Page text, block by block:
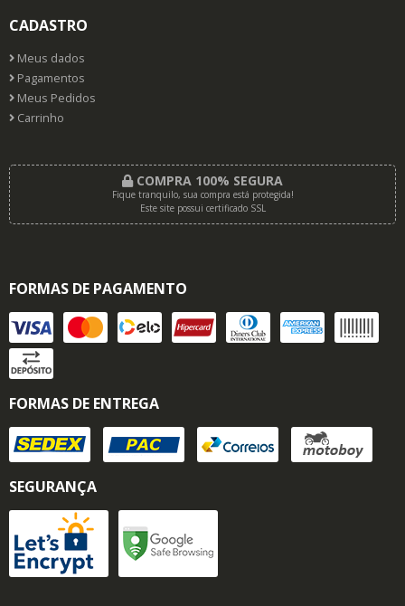
CADASTRO
Meus dados
Pagamentos
Meus Pedidos
Carrinho
COMPRA 100% SEGURA
Fique tranquilo, sua compra está protegida!
Este site possui certificado SSL
FORMAS DE PAGAMENTO
FORMAS DE ENTREGA
SEGURANÇA